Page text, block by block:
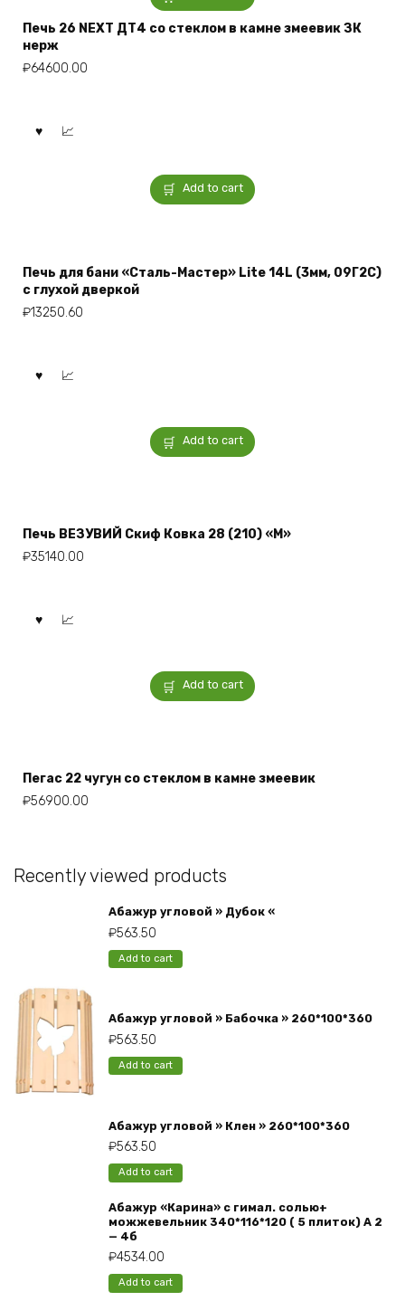
Печь 26 NEXT ДТ4 со стеклом в камне змеевик ЗК
нерж
₽64600.00
Add to cart
Печь для бани «Сталь-Мастер» Lite 14L (3мм, 09Г2С)
с глухой дверкой
₽13250.60
Add to cart
Печь ВЕЗУВИЙ Скиф Ковка 28 (210) «М»
₽35140.00
Add to cart
Пегас 22 чугун со стеклом в камне змеевик
₽56900.00
Recently viewed products
Абажур угловой » Дубок «
₽563.50
Add to cart
Абажур угловой » Бабочка » 260*100*360
₽563.50
Add to cart
Абажур угловой » Клен » 260*100*360
₽563.50
Add to cart
Абажур «Карина» с гимал. солью+
можжевельник 340*116*120 ( 5 плиток) А 2
— 4б
₽4534.00
Add to cart